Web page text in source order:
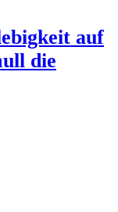
auf
die